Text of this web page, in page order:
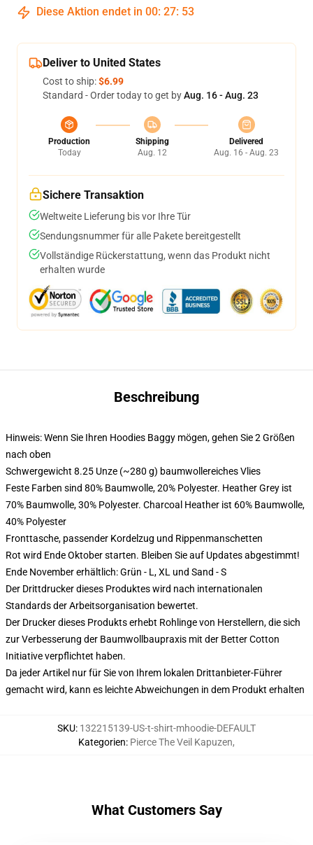
Diese Aktion endet in 00: 27: 53
Deliver to United States
Cost to ship:$6.99
Standard - Order today to get byAug. 16 - Aug. 23
Production
Today
Shipping
Aug. 12
Delivered
Aug. 16 - Aug. 23
Sichere Transaktion
Weltweite Lieferung bis vor Ihre Tür
Sendungsnummer für alle Pakete bereitgestellt
Vollständige Rückerstattung, wenn das Produkt nicht
erhalten wurde
Beschreibung
Hinweis: Wenn Sie Ihren Hoodies Baggy mögen, gehen Sie 2 Größen
nach oben
Schwergewicht 8.25 Unze (~280 g) baumwollereiches Vlies
Feste Farben sind 80% Baumwolle, 20% Polyester. Heather Grey ist
70% Baumwolle, 30% Polyester. Charcoal Heather ist 60% Baumwolle,
40% Polyester
Fronttasche, passender Kordelzug und Rippenmanschetten
Rot wird Ende Oktober starten. Bleiben Sie auf Updates abgestimmt!
Ende November erhältlich: Grün - L, XL und Sand - S
Der Drittdrucker dieses Produktes wird nach internationalen
Standards der Arbeitsorganisation bewertet.
Der Drucker dieses Produkts erhebt Rohlinge von Herstellern, die sich
zur Verbesserung der Baumwollbaupraxis mit der Better Cotton
Initiative verpflichtet haben.
Da jeder Artikel nur für Sie von Ihrem lokalen Drittanbieter-Führer
gemacht wird, kann es leichte Abweichungen in dem Produkt erhalten
SKU: 132215139-US-t-shirt-mhoodie-DEFAULT
Kategorien: Pierce The Veil Kapuzen,
What Customers Say